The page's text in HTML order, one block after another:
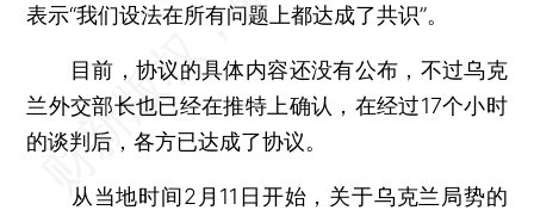
表示“我们设法在所有问题上都达成了共识”。
目前，协议的具体内容还没有公布，不过乌克
兰外交部长也已经在推特上确认，在经过17个小时
的谈判后，各方已达成了协议。
从当地时间2月11日开始，关于乌克兰局势的